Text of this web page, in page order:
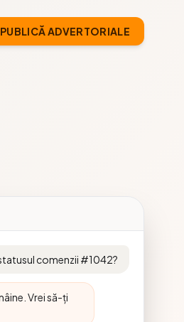
PUBLICĂ ADVERTORIALE
comenzii #1042?
Vrei să-ți